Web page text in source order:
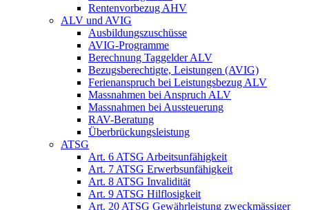
Rentenvorbezug AHV
ALV und AVIG
Ausbildungszuschüsse
AVIG-Programme
Berechnung Taggelder ALV
Bezugsberechtigte, Leistungen (AVIG)
Ferienanspruch bei Leistungsbezug ALV
Massnahmen bei Anspruch ALV
Massnahmen bei Aussteuerung
RAV-Beratung
Überbrückungsleistung
ATSG
Art. 6 ATSG Arbeitsunfähigkeit
Art. 7 ATSG Erwerbsunfähigkeit
Art. 8 ATSG Invalidität
Art. 9 ATSG Hilflosigkeit
Art. 20 ATSG Gewährleistung zweckmässiger